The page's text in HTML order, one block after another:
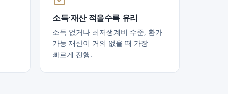
소득·재산 적을수록 유리
소득 없거나 최저생계비 수준, 환가
가능 재산이 거의 없을 때 가장
빠르게 진행.